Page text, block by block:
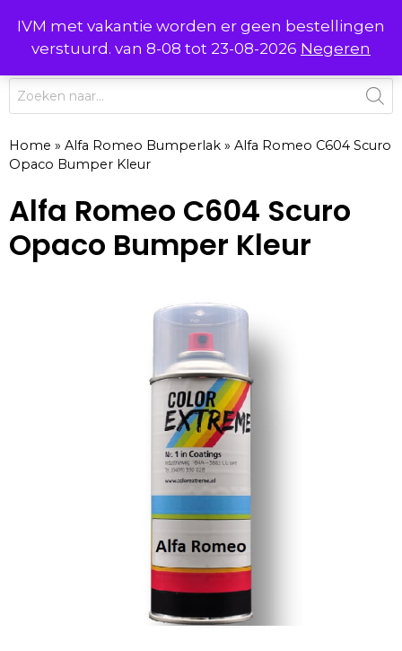
IVM met vakantie worden er geen bestellingen
verstuurd. van 8-08 tot 23-08-2026 Negeren
naar
inhoud
0 MENU
Producten
zoeken
Home » Alfa Romeo Bumperlak » Alfa Romeo C604 Scuro
Opaco Bumper Kleur
Alfa Romeo C604 Scuro
Opaco Bumper Kleur